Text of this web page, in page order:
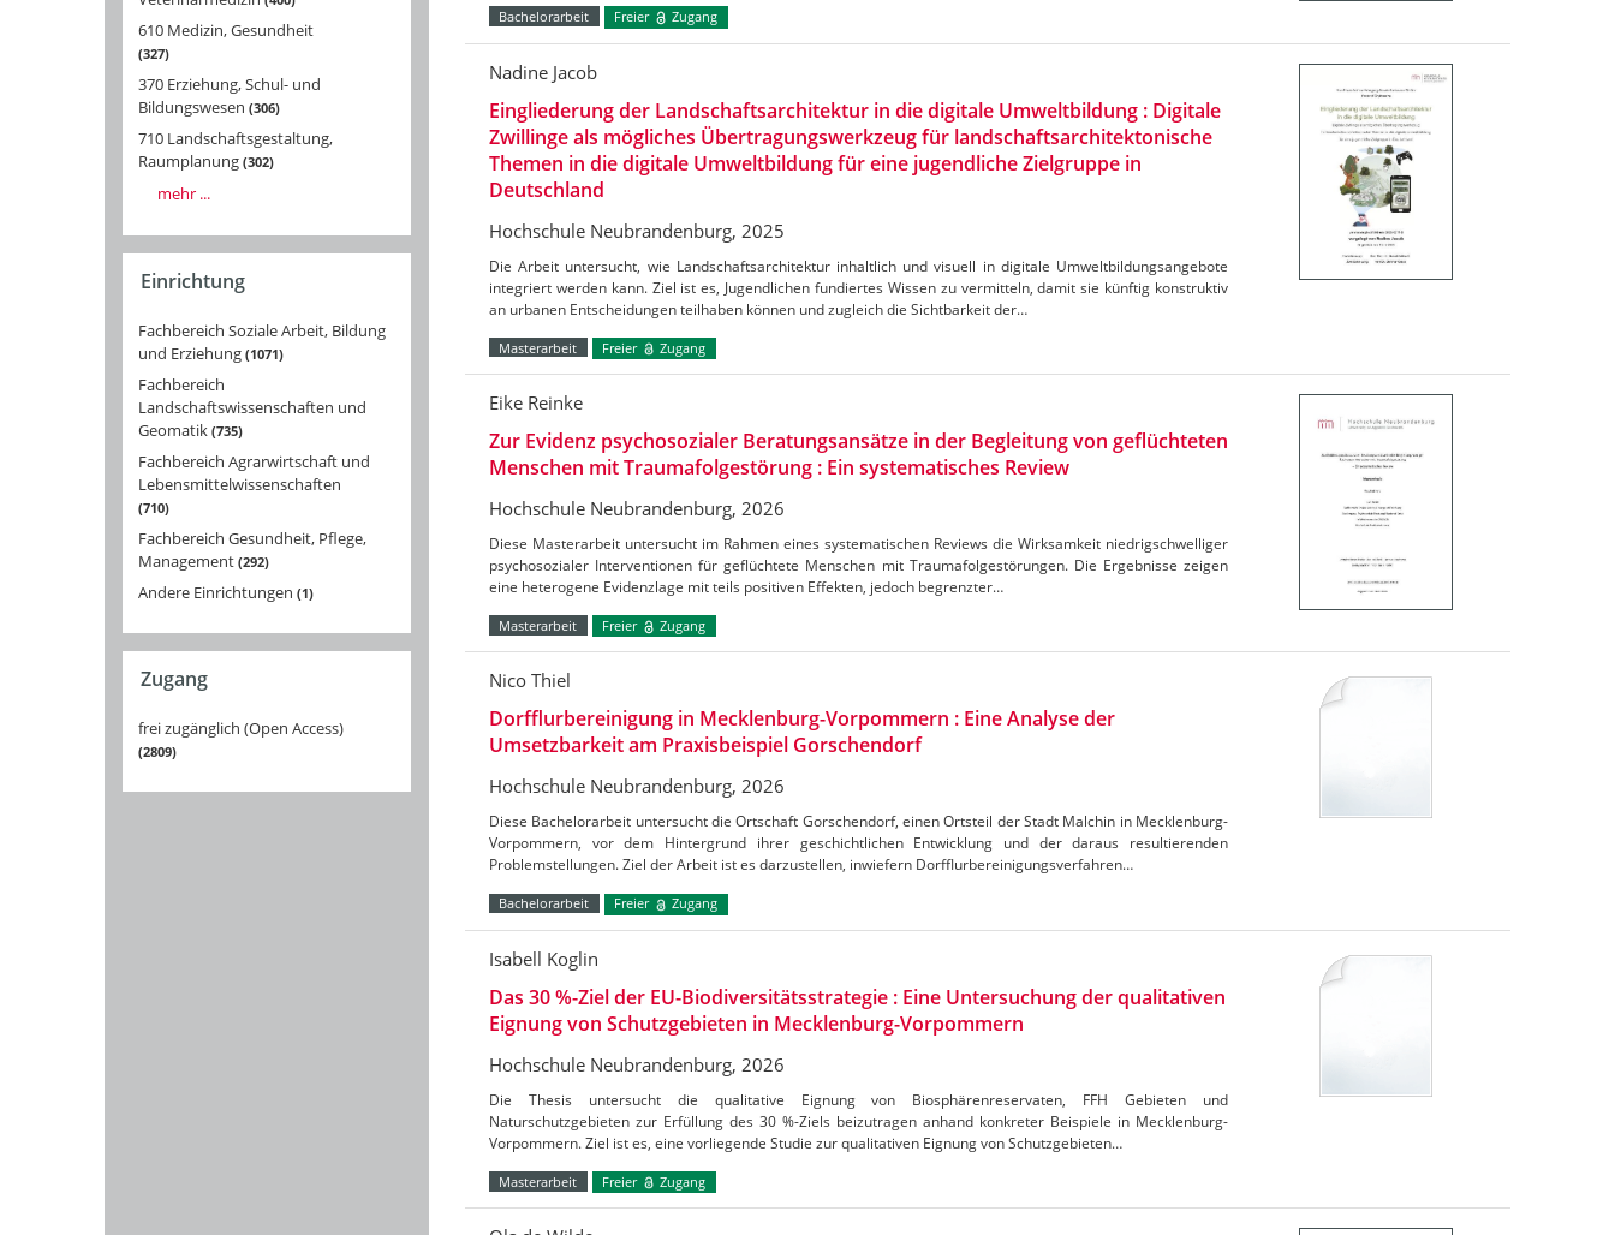
610 Medizin, Gesundheit
327
370 Erziehung, Schul- und
Bildungswesen 306
710 Landschaftsgestaltung,
Raumplanung 302
mehr ...
Einrichtung
Fachbereich Soziale Arbeit, Bildung
und Erziehung 1071
Fachbereich
Landschaftswissenschaften und
Geomatik 735
Fachbereich Agrarwirtschaft und
Lebensmittelwissenschaften
710
Fachbereich Gesundheit, Pflege,
Management 292
Andere Einrichtungen 1
Zugang
frei zugänglich (Open Access)
2809
Bachelorarbeit Freier Zugang
Nadine Jacob
Eingliederung der Landschaftsarchitektur in die digitale Umweltbildung : Digitale
Zwillinge als mögliches Übertragungswerkzeug für landschaftsarchitektonische
Themen in die digitale Umweltbildung für eine jugendliche Zielgruppe in
Deutschland
Hochschule Neubrandenburg, 2025
Die Arbeit untersucht, wie Landschaftsarchitektur inhaltlich und visuell in digitale Umweltbildungsangebote
integriert werden kann. Ziel ist es, Jugendlichen fundiertes Wissen zu vermitteln, damit sie künftig konstruktiv
an urbanen Entscheidungen teilhaben können und zugleich die Sichtbarkeit der…
Masterarbeit Freier Zugang
Eike Reinke
Zur Evidenz psychosozialer Beratungsansätze in der Begleitung von geflüchteten
Menschen mit Traumafolgestörung : Ein systematisches Review
Hochschule Neubrandenburg, 2026
Diese Masterarbeit untersucht im Rahmen eines systematischen Reviews die Wirksamkeit niedrigschwelliger
psychosozialer Interventionen für geflüchtete Menschen mit Traumafolgestörungen. Die Ergebnisse zeigen
eine heterogene Evidenzlage mit teils positiven Effekten, jedoch begrenzter…
Masterarbeit Freier Zugang
Nico Thiel
Dorfflurbereinigung in Mecklenburg-Vorpommern : Eine Analyse der
Umsetzbarkeit am Praxisbeispiel Gorschendorf
Hochschule Neubrandenburg, 2026
Diese Bachelorarbeit untersucht die Ortschaft Gorschendorf, einen Ortsteil der Stadt Malchin in Mecklenburg-
Vorpommern, vor dem Hintergrund ihrer geschichtlichen Entwicklung und der daraus resultierenden
Problemstellungen. Ziel der Arbeit ist es darzustellen, inwiefern Dorfflurbereinigungsverfahren…
Bachelorarbeit Freier Zugang
Isabell Koglin
Das 30 %-Ziel der EU-Biodiversitätsstrategie : Eine Untersuchung der qualitativen
Eignung von Schutzgebieten in Mecklenburg-Vorpommern
Hochschule Neubrandenburg, 2026
Die Thesis untersucht die qualitative Eignung von Biosphärenreservaten, FFH Gebieten und
Naturschutzgebieten zur Erfüllung des 30 %-Ziels beizutragen anhand konkreter Beispiele in Mecklenburg-
Vorpommern. Ziel ist es, eine vorliegende Studie zur qualitativen Eignung von Schutzgebieten…
Masterarbeit Freier Zugang